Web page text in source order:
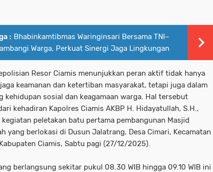
: Bhabinkamtibmas Waringinsari Bersama TNI–
Warga, Perkuat Sinergi Jaga Lingkungan
Resor Ciamis menunjukkan peran aktif tidak hanya
keamanan dan ketertiban masyarakat, tetapi juga dalam
kehidupan sosial dan keagamaan warga. Hal tersebut
kehadiran Kapolres Ciamis AKBP H. Hidayatullah, S.H.,
kegiatan peletakan batu pertama pembangunan Masjid
yang berlokasi di Dusun Jalatrang, Desa Cimari, Kecamatan
Ciamis, Sabtu pagi (27/12/2025).
berlangsung sekitar pukul 08.30 WIB hingga 09.10 WIB ini